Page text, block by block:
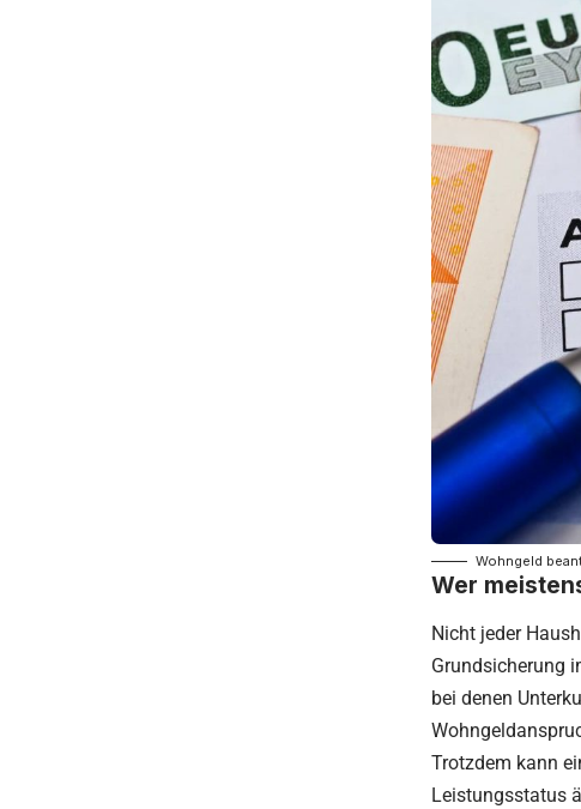
Wohngeld
Wer
Nicht jeder
Grundsicherung
bei denen
Trotzdem kann
Leistungsstatus